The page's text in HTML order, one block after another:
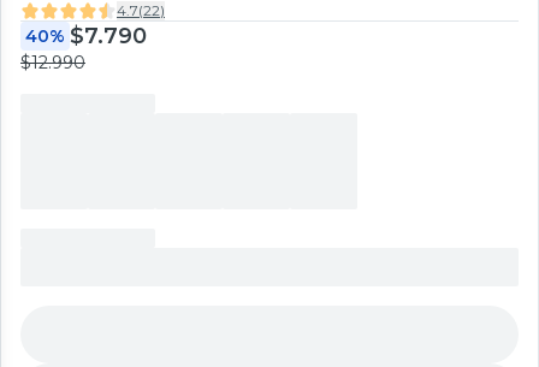
4.7(22)
40% $7.790
$12.990